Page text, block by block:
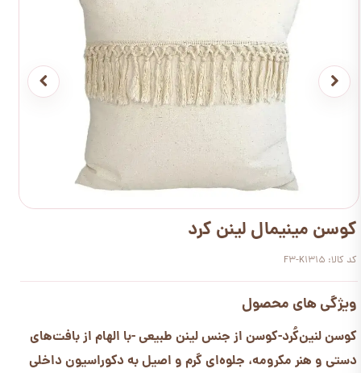
کوسن مینیمال لینن کرد
کد کالا: F3-K1315
ویژگی های محصول
کوسن لنین‌کُرد-کوسن از جنس لینن طبیعی -با الهام از بافت‌های
دستی و هنر مکرومه، جلوه‌ای گرم و اصیل به دکوراسیون داخلی